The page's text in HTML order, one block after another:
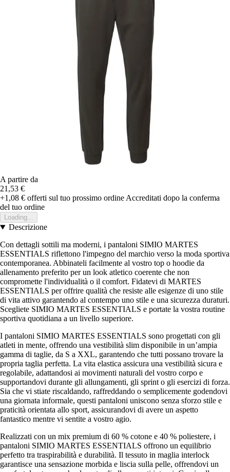
A partire da
21,53 €
+1,08 € offerti sul tuo prossimo ordine Accreditati dopo la conferma
del tuo ordine
Loading...
Descrizione
Con dettagli sottili ma moderni, i pantaloni SIMIO MARTES
ESSENTIALS riflettono l'impegno del marchio verso la moda sportiva
contemporanea. Abbinateli facilmente al vostro top o hoodie da
allenamento preferito per un look atletico coerente che non
compromette l'individualità o il comfort. Fidatevi di MARTES
ESSENTIALS per offrire qualità che resiste alle esigenze di uno stile
di vita attivo garantendo al contempo uno stile e una sicurezza duraturi.
Scegliete SIMIO MARTES ESSENTIALS e portate la vostra routine
sportiva quotidiana a un livello superiore.
I pantaloni SIMIO MARTES ESSENTIALS sono progettati con gli
atleti in mente, offrendo una vestibilità slim disponibile in un’ampia
gamma di taglie, da S a XXL, garantendo che tutti possano trovare la
propria taglia perfetta. La vita elastica assicura una vestibilità sicura e
regolabile, adattandosi ai movimenti naturali del vostro corpo e
supportandovi durante gli allungamenti, gli sprint o gli esercizi di forza.
Sia che vi stiate riscaldando, raffreddando o semplicemente godendovi
una giornata informale, questi pantaloni uniscono senza sforzo stile e
praticità orientata allo sport, assicurandovi di avere un aspetto
fantastico mentre vi sentite a vostro agio.
Realizzati con un mix premium di 60 % cotone e 40 % poliestere, i
pantaloni SIMIO MARTES ESSENTIALS offrono un equilibrio
perfetto tra traspirabilità e durabilità. Il tessuto in maglia interlock
garantisce una sensazione morbida e liscia sulla pelle, offrendovi un